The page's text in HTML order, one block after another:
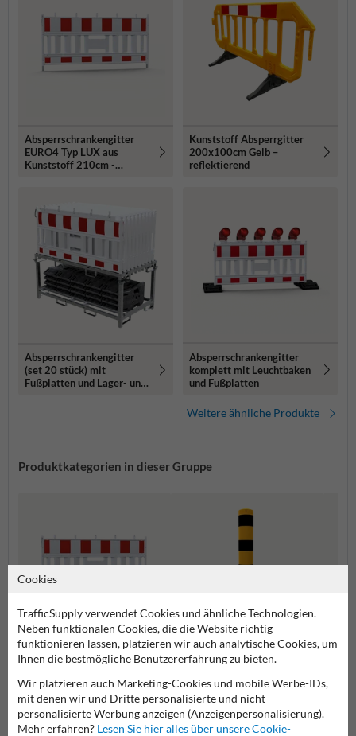
Absperrschrankengitter
EURO4 Typ LUX aus
Kunststoff 210cm -
Kunststoff Absperrgitter
200x100cm Gelb –
reflektierend
Absperrschrankengitter
(set 20 stück) mit
Fußplatten und Lager- und
Absperrschrankengitter
komplett mit Leuchtbaken
und Fußplatten
Weitere ähnliche Produkte
Produktkategorien in dieser Gruppe
Absperrschrankengitter Rammschutzpoller
Rammschutz
Cookies
TrafficSupply verwendet Cookies und ähnliche Technologien.
Neben funktionalen Cookies, die die Website richtig
funktionieren lassen, platzieren wir auch analytische Cookies, um
Ihnen die bestmögliche Benutzererfahrung zu bieten.
Wir platzieren auch Marketing-Cookies und mobile Werbe-IDs,
mit denen wir und Dritte personalisierte und nicht
personalisierte Werbung anzeigen (Anzeigenpersonalisierung).
Mehr erfahren? Lesen Sie hier alles über unsere Cookie-